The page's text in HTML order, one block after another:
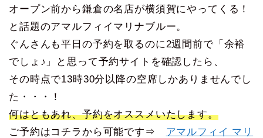
オープン前から鎌倉の名店が横須賀にやってくる！
と話題のアマルフィイマリナブルー。
ぐんさんも平日の予約を取るのに2週間前で「余裕
でしょ♪」と思って予約サイトを確認したら、
その時点で13時30分以降の空席しかありませんでし
た・・・！
何はともあれ、予約をオススメいたします。
ご予約はコチラから可能です⇒ アマルフィイ マリ